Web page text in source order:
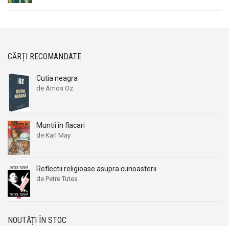
CĂRȚI RECOMANDATE
Cutia neagra
de Amos Oz
Muntii in flacari
de Karl May
Reflectii religioase asupra cunoasterii
de Petre Tutea
NOUTĂȚI ÎN STOC